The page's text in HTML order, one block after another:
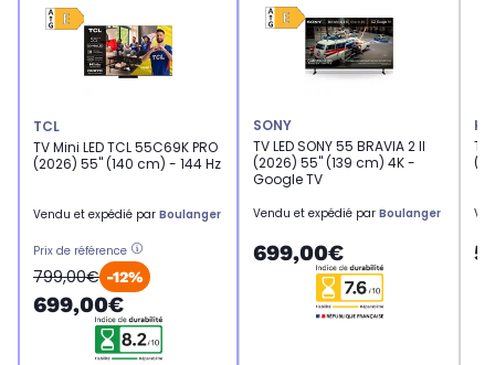
TCL
TV Mini LED TCL 55C69K PRO
(2026) 55" (140 cm) - 144 Hz
Vendu et expédié par Boulanger
Prix de référence
799,00€ -12%
699,00€
SONY
TV LED SONY 55 BRAVIA 2 II
(2026) 55" (139 cm) 4K -
Google TV
Vendu et expédié par Boulanger
699,00€
TV